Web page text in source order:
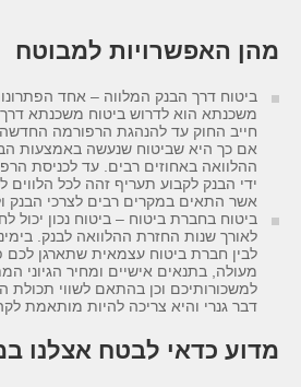
מהן האפשרויות למבוטח
ביטוח דרך הבנק המלווה – אחד
משכנתא הוא לדרוש ביטוח משכנתא
חייב החוק עד להנהגת הרפורמה
אם כך היא שביטוח שנעשה באמצעות
ההלוואה באחוזים רבים. עד לכניסת
ידי הבנק לקבוע תעריף זהה לכל
אשר התאים במקרים רבים לצרכי הבנק
ביטוח בחברת ביטוח – ביטוח נכון יכול
לאורך שנות החזרת ההלוואה לבנק.
לבין חברת ביטוח עצמאית שתארגן לכם
מעולה, בתנאים אישיים ומחיר הגיוני
למשכורותיכם וכן בהתאם לשווי תכולת
דבר גנרי והיא צריכה להיות מותאמת
מדוע כדאי לבטח אצלנו